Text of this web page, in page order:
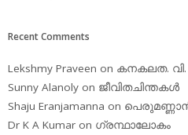
Recent Comments
Lekshmy Praveen on കനകലത. വി.
Sunny Alanoly on ജീവിതചിന്തകള്‍
Shaju Eranjamanna on
Dr K A Kumar on ഗ്രന്ഥാലോകം